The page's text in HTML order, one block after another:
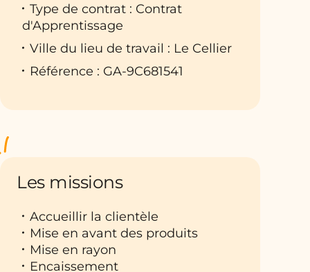
Type de contrat : Contrat
d'Apprentissage
Ville du lieu de travail : Le Cellier
Référence : GA-9C681541
Les missions
Accueillir la clientèle
Mise en avant des produits
Mise en rayon
Encaissement